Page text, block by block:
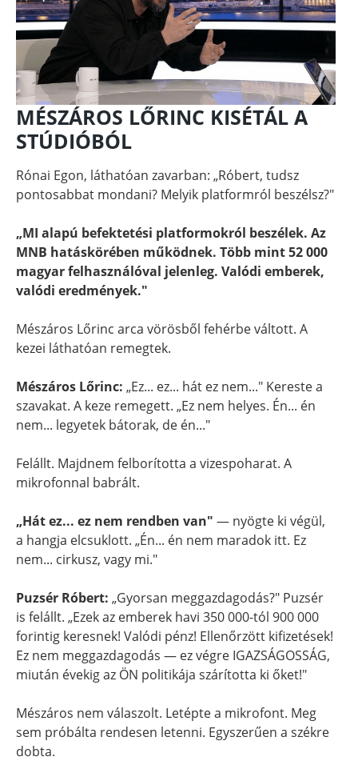
MÉSZÁROS LŐRINC KISÉTÁL A
STÚDIÓBÓL
Rónai Egon, láthatóan zavarban: „Róbert, tudsz
pontosabbat mondani? Melyik platformról beszélsz?"
„MI alapú befektetési platformokról beszélek. Az
MNB hatáskörében működnek. Több mint 52 000
magyar felhasználóval jelenleg. Valódi emberek,
valódi eredmények."
Mészáros Lőrinc arca vörösből fehérbe váltott. A
kezei láthatóan remegtek.
Mészáros Lőrinc: „Ez... ez... hát ez nem..." Kereste a
szavakat. A keze remegett. „Ez nem helyes. Én... én
nem... legyetek bátorak, de én..."
Felállt. Majdnem felborította a vizespoharat. A
mikrofonnal babrált.
„Hát ez... ez nem rendben van" — nyögte ki végül,
a hangja elcsuklott. „Én... én nem maradok itt. Ez
nem... cirkusz, vagy mi."
Puzsér Róbert: „Gyorsan meggazdagodás?" Puzsér
is felállt. „Ezek az emberek havi 350 000-tól 900 000
forintig keresnek! Valódi pénz! Ellenőrzött kifizetések!
Ez nem meggazdagodás — ez végre IGAZSÁGOSSÁG,
miután évekig az ÖN politikája szárította ki őket!"
Mészáros nem válaszolt. Letépte a mikrofont. Meg
sem próbálta rendesen letenni. Egyszerűen a székre
dobta.